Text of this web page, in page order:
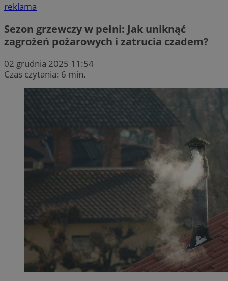
reklama
Sezon grzewczy w pełni: Jak uniknąć
zagrożeń pożarowych i zatrucia czadem?
02 grudnia 2025 11:54
Czas czytania: 6 min.